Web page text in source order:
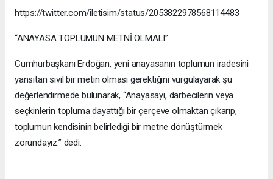
https://twitter.com/iletisim/status/2053822978568114483
“ANAYASA TOPLUMUN METNİ OLMALI”
Cumhurbaşkanı Erdoğan, yeni anayasanın toplumun iradesini
yansıtan sivil bir metin olması gerektiğini vurgulayarak şu
değerlendirmede bulunarak, “Anayasayı, darbecilerin veya
seçkinlerin topluma dayattığı bir çerçeve olmaktan çıkarıp,
toplumun kendisinin belirlediği bir metne dönüştürmek
zorundayız.” dedi.